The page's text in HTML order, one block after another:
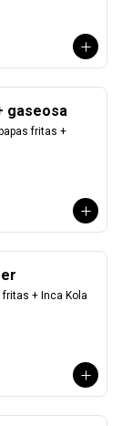
gaseosa
fritas +
fritas + Inca Kola